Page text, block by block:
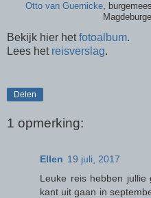
Otto van Guernicke,
Bekijk hier hetfotoalbum.
Lees het reisverslag.
Delen
1 opmerking:
Ellen 19 juli, 2017
Leuke reis hebben jullie
kant uit gaan in